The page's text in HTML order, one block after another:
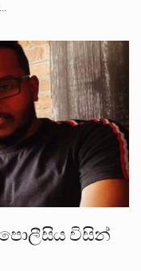
පොලීසිය විසින්